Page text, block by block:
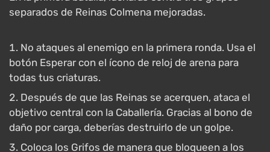
separados de Reinas Colmena mejoradas.
No ataques al enemigo en la primera ronda. Usa el
botón Esperar con el ícono de reloj de arena para
todas tus criaturas.
Después de que las Reinas se acerquen, ataca el
objetivo central con la Caballería. Gracias al bono de
daño por carga, deberías destruirlo de un golpe.
Coloca los Grifos de manera que bloqueen a los